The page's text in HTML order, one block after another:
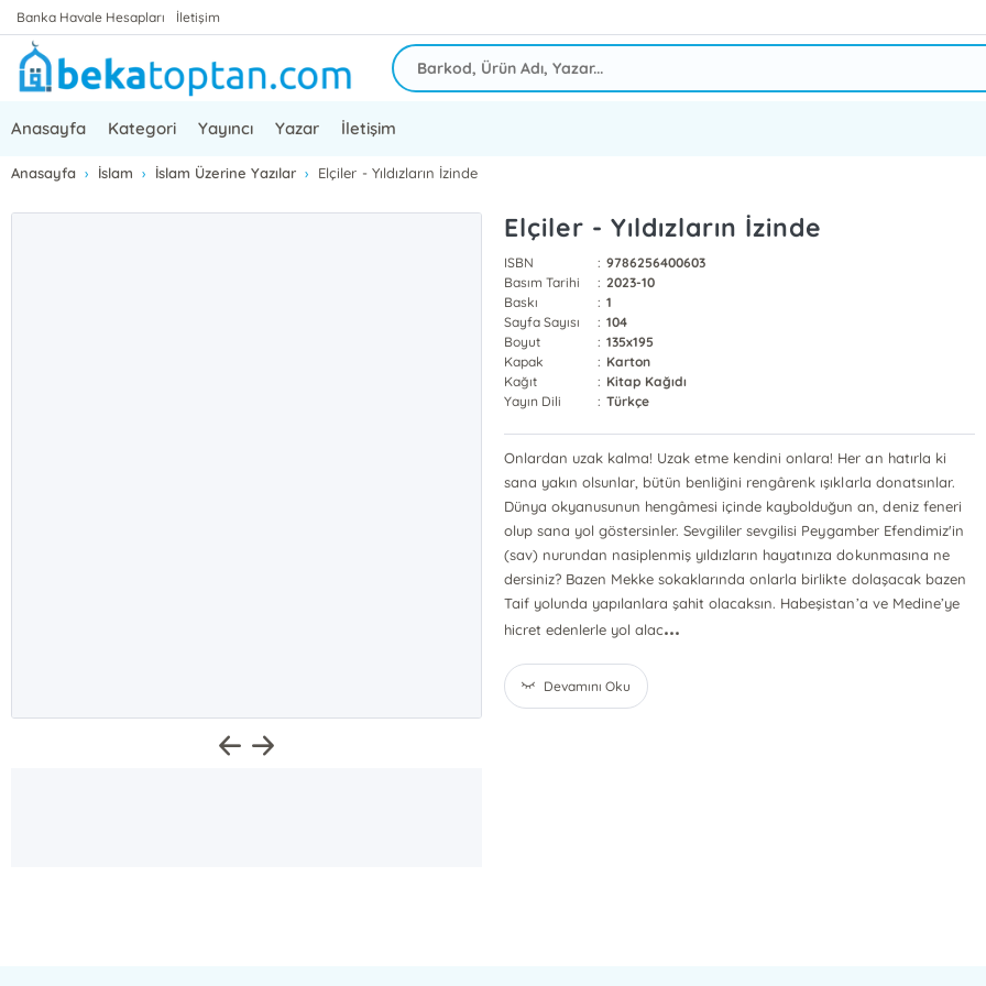
Banka Havale Hesapları İletişim
Anasayfa Kategori Yayıncı Yazar İletişim
Anasayfa İslam İslam Üzerine Yazılar Elçiler - Yıldızların İzinde
Elçiler - Yıldızların İzinde
ISBN : 9786256400603
Basım Tarihi
: 2023-10
Baskı
: 1
Sayfa Sayısı
: 104
Boyut
: 135x195
Kapak
: Karton
Kağıt
: Kitap Kağıdı
Yayın Dili
: Türkçe
Onlardan uzak kalma! Uzak etme kendini onlara! Her an hatırla ki
sana yakın olsunlar, bütün benliğini rengârenk ışıklarla donatsınlar.
Dünya okyanusunun hengâmesi içinde kaybolduğun an, deniz feneri
olup sana yol göstersinler. Sevgililer sevgilisi Peygamber Efendimiz'in
(sav) nurundan nasiplenmiş yıldızların hayatınıza dokunmasına ne
dersiniz? Bazen Mekke sokaklarında onlarla birlikte dolaşacak bazen
Taif yolunda yapılanlara şahit olacaksın. Habeşistan’a ve Medine’ye
hicret edenlerle yol alac...
Devamını Oku